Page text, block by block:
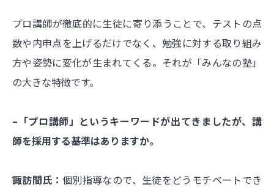
プロ講師が徹底的に生徒に寄り添うことで、テストの点
数や内申点を上げるだけでなく、勉強に対する取り組み
方や姿勢に変化が生まれてくる。それが「みんなの塾」
の大きな特徴です。
–「プロ講師」というキーワードが出てきましたが、講
師を採用する基準はありますか。
諏訪間氏： 個別指導なので、生徒をどうモチベートでき